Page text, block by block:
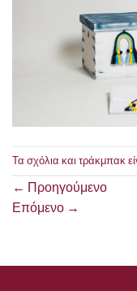
Τα σχόλια και τράκμπακ
← Προηγούμενο
Επόμενο →